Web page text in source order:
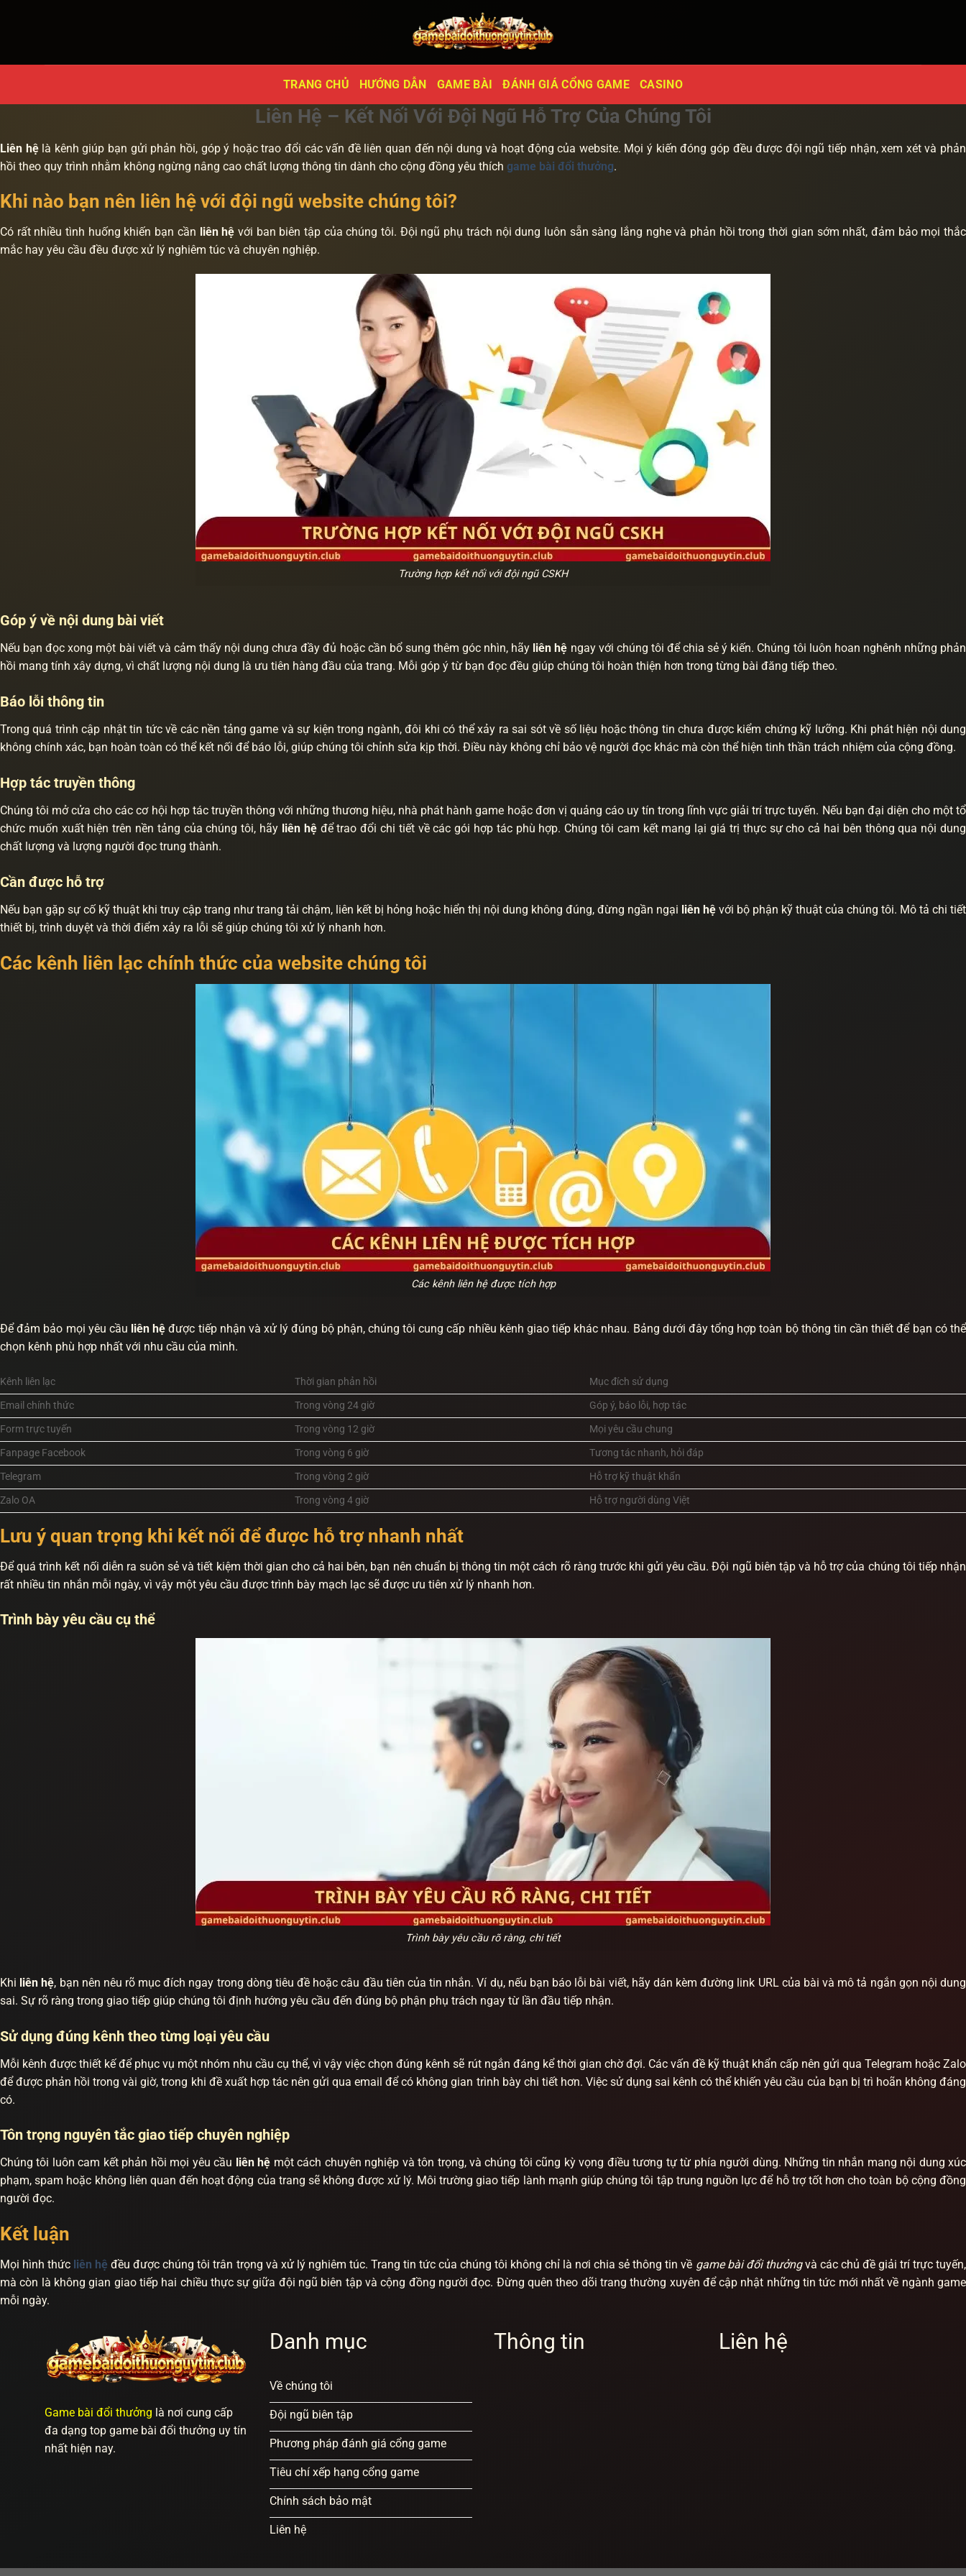
dung
TRANG CHỦ
HƯỚNG DẪN GAME BÀI ĐÁNH GIÁ CỔNG GAME CASINO
Liên Hệ – Kết Nối Với Đội Ngũ Hỗ Trợ Của Chúng Tôi
Liên hệlà kênh giúp bạn gửi phản hồi, góp ý hoặc trao đổi các vấn đề liên quan đến nội dung và hoạt động của website. Mọi ý kiến đóng góp đều được đội ngũ tiếp nhận, xem xét và phản
hồi theo quy trình nhằm không ngừng nâng cao chất lượng thông tin dành cho cộng đồng yêu thích game bài đổi thưởng.
Khi nào bạn nên liên hệ với đội ngũ website chúng tôi?
Có rất nhiều tình huống khiến bạn cần liên hệ với ban biên tập của chúng tôi. Đội ngũ phụ trách nội dung luôn sẵn sàng lắng nghe và phản hồi trong thời gian sớm nhất, đảm bảo mọi thắc
mắc hay yêu cầu đều được xử lý nghiêm túc và chuyên nghiệp.
Trường hợp kết nối với đội ngũ CSKH
Góp ý về nội dung bài viết
Nếu bạn đọc xong một bài viết và cảm thấy nội dung chưa đầy đủ hoặc cần bổ sung thêm góc nhìn, hãy liên hệ ngay với chúng tôi để chia sẻ ý kiến. Chúng tôi luôn hoan nghênh những phản
hồi mang tính xây dựng, vì chất lượng nội dung là ưu tiên hàng đầu của trang. Mỗi góp ý từ bạn đọc đều giúp chúng tôi hoàn thiện hơn trong từng bài đăng tiếp theo.
Báo lỗi thông tin
Trong quá trình cập nhật tin tức về các nền tảng game và sự kiện trong ngành, đôi khi có thể xảy ra sai sót về số liệu hoặc thông tin chưa được kiểm chứng kỹ lưỡng. Khi phát hiện nội dung
không chính xác, bạn hoàn toàn có thể kết nối để báo lỗi, giúp chúng tôi chỉnh sửa kịp thời. Điều này không chỉ bảo vệ người đọc khác mà còn thể hiện tinh thần trách nhiệm của cộng đồng.
Hợp tác truyền thông
Chúng tôi mở cửa cho các cơ hội hợp tác truyền thông với những thương hiệu, nhà phát hành game hoặc đơn vị quảng cáo uy tín trong lĩnh vực giải trí trực tuyến. Nếu bạn đại diện cho một tổ
chức muốn xuất hiện trên nền tảng của chúng tôi, hãy liên hệđể trao đổi chi tiết về các gói hợp tác phù hợp. Chúng tôi cam kết mang lại giá trị thực sự cho cả hai bên thông qua nội dung
chất lượng và lượng người đọc trung thành.
Cần được hỗ trợ
Nếu bạn gặp sự cố kỹ thuật khi truy cập trang như trang tải chậm, liên kết bị hỏng hoặc hiển thị nội dung không đúng, đừng ngần ngại liên hệ với bộ phận kỹ thuật của chúng tôi. Mô tả chi tiết
thiết bị, trình duyệt và thời điểm xảy ra lỗi sẽ giúp chúng tôi xử lý nhanh hơn.
Các kênh liên lạc chính thức của website chúng tôi
Các kênh liên hệ được tích hợp
Để đảm bảo mọi yêu cầu liên hệ được tiếp nhận và xử lý đúng bộ phận, chúng tôi cung cấp nhiều kênh giao tiếp khác nhau. Bảng dưới đây tổng hợp toàn bộ thông tin cần thiết để bạn có thể
chọn kênh phù hợp nhất với nhu cầu của mình.
Kênh liên lạc Thời gian phản hồi
Mục đích sử dụng
Email chính thức
Trong vòng 24 giờ
Góp ý, báo lỗi, hợp tác
Form trực tuyến
Trong vòng 12 giờ
Mọi yêu cầu chung
Fanpage Facebook
Trong vòng 6 giờ
Tương tác nhanh, hỏi đáp
Telegram
Trong vòng 2 giờ
Hỗ trợ kỹ thuật khẩn
Zalo OA
Trong vòng 4 giờ Hỗ trợ người dùng Việt
Lưu ý quan trọng khi kết nối để được hỗ trợ nhanh nhất
Để quá trình kết nối diễn ra suôn sẻ và tiết kiệm thời gian cho cả hai bên, bạn nên chuẩn bị thông tin một cách rõ ràng trước khi gửi yêu cầu. Đội ngũ biên tập và hỗ trợ của chúng tôi tiếp nhận
rất nhiều tin nhắn mỗi ngày, vì vậy một yêu cầu được trình bày mạch lạc sẽ được ưu tiên xử lý nhanh hơn.
Trình bày yêu cầu cụ thể
Trình bày yêu cầu rõ ràng, chi tiết
Khi liên hệ, bạn nên nêu rõ mục đích ngay trong dòng tiêu đề hoặc câu đầu tiên của tin nhắn. Ví dụ, nếu bạn báo lỗi bài viết, hãy dán kèm đường link URL của bài và mô tả ngắn gọn nội dung
sai. Sự rõ ràng trong giao tiếp giúp chúng tôi định hướng yêu cầu đến đúng bộ phận phụ trách ngay từ lần đầu tiếp nhận.
Sử dụng đúng kênh theo từng loại yêu cầu
Mỗi kênh được thiết kế để phục vụ một nhóm nhu cầu cụ thể, vì vậy việc chọn đúng kênh sẽ rút ngắn đáng kể thời gian chờ đợi. Các vấn đề kỹ thuật khẩn cấp nên gửi qua Telegram hoặc Zalo
để được phản hồi trong vài giờ, trong khi đề xuất hợp tác nên gửi qua email để có không gian trình bày chi tiết hơn. Việc sử dụng sai kênh có thể khiến yêu cầu của bạn bị trì hoãn không đáng
có.
Tôn trọng nguyên tắc giao tiếp chuyên nghiệp
Chúng tôi luôn cam kết phản hồi mọi yêu cầu liên hệ một cách chuyên nghiệp và tôn trọng, và chúng tôi cũng kỳ vọng điều tương tự từ phía người dùng. Những tin nhắn mang nội dung xúc
phạm, spam hoặc không liên quan đến hoạt động của trang sẽ không được xử lý. Môi trường giao tiếp lành mạnh giúp chúng tôi tập trung nguồn lực để hỗ trợ tốt hơn cho toàn bộ cộng đồng
người đọc.
Kết luận
Mọi hình thức liên hệ đều được chúng tôi trân trọng và xử lý nghiêm túc. Trang tin tức của chúng tôi không chỉ là nơi chia sẻ thông tin về game bài đổi thưởngvà các chủ đề giải trí trực tuyến,
mà còn là không gian giao tiếp hai chiều thực sự giữa đội ngũ biên tập và cộng đồng người đọc. Đừng quên theo dõi trang thường xuyên để cập nhật những tin tức mới nhất về ngành game
mỗi ngày.
Game bài đổi thưởng là nơi cung cấp
đa dạng top game bài đổi thưởng uy tín
nhất hiện nay.
Danh mục
Về chúng tôi
Đội ngũ biên tập
Phương pháp đánh giá cổng game
Tiêu chí xếp hạng cổng game
Chính sách bảo mật
Liên hệ
Thông tin Liên hệ